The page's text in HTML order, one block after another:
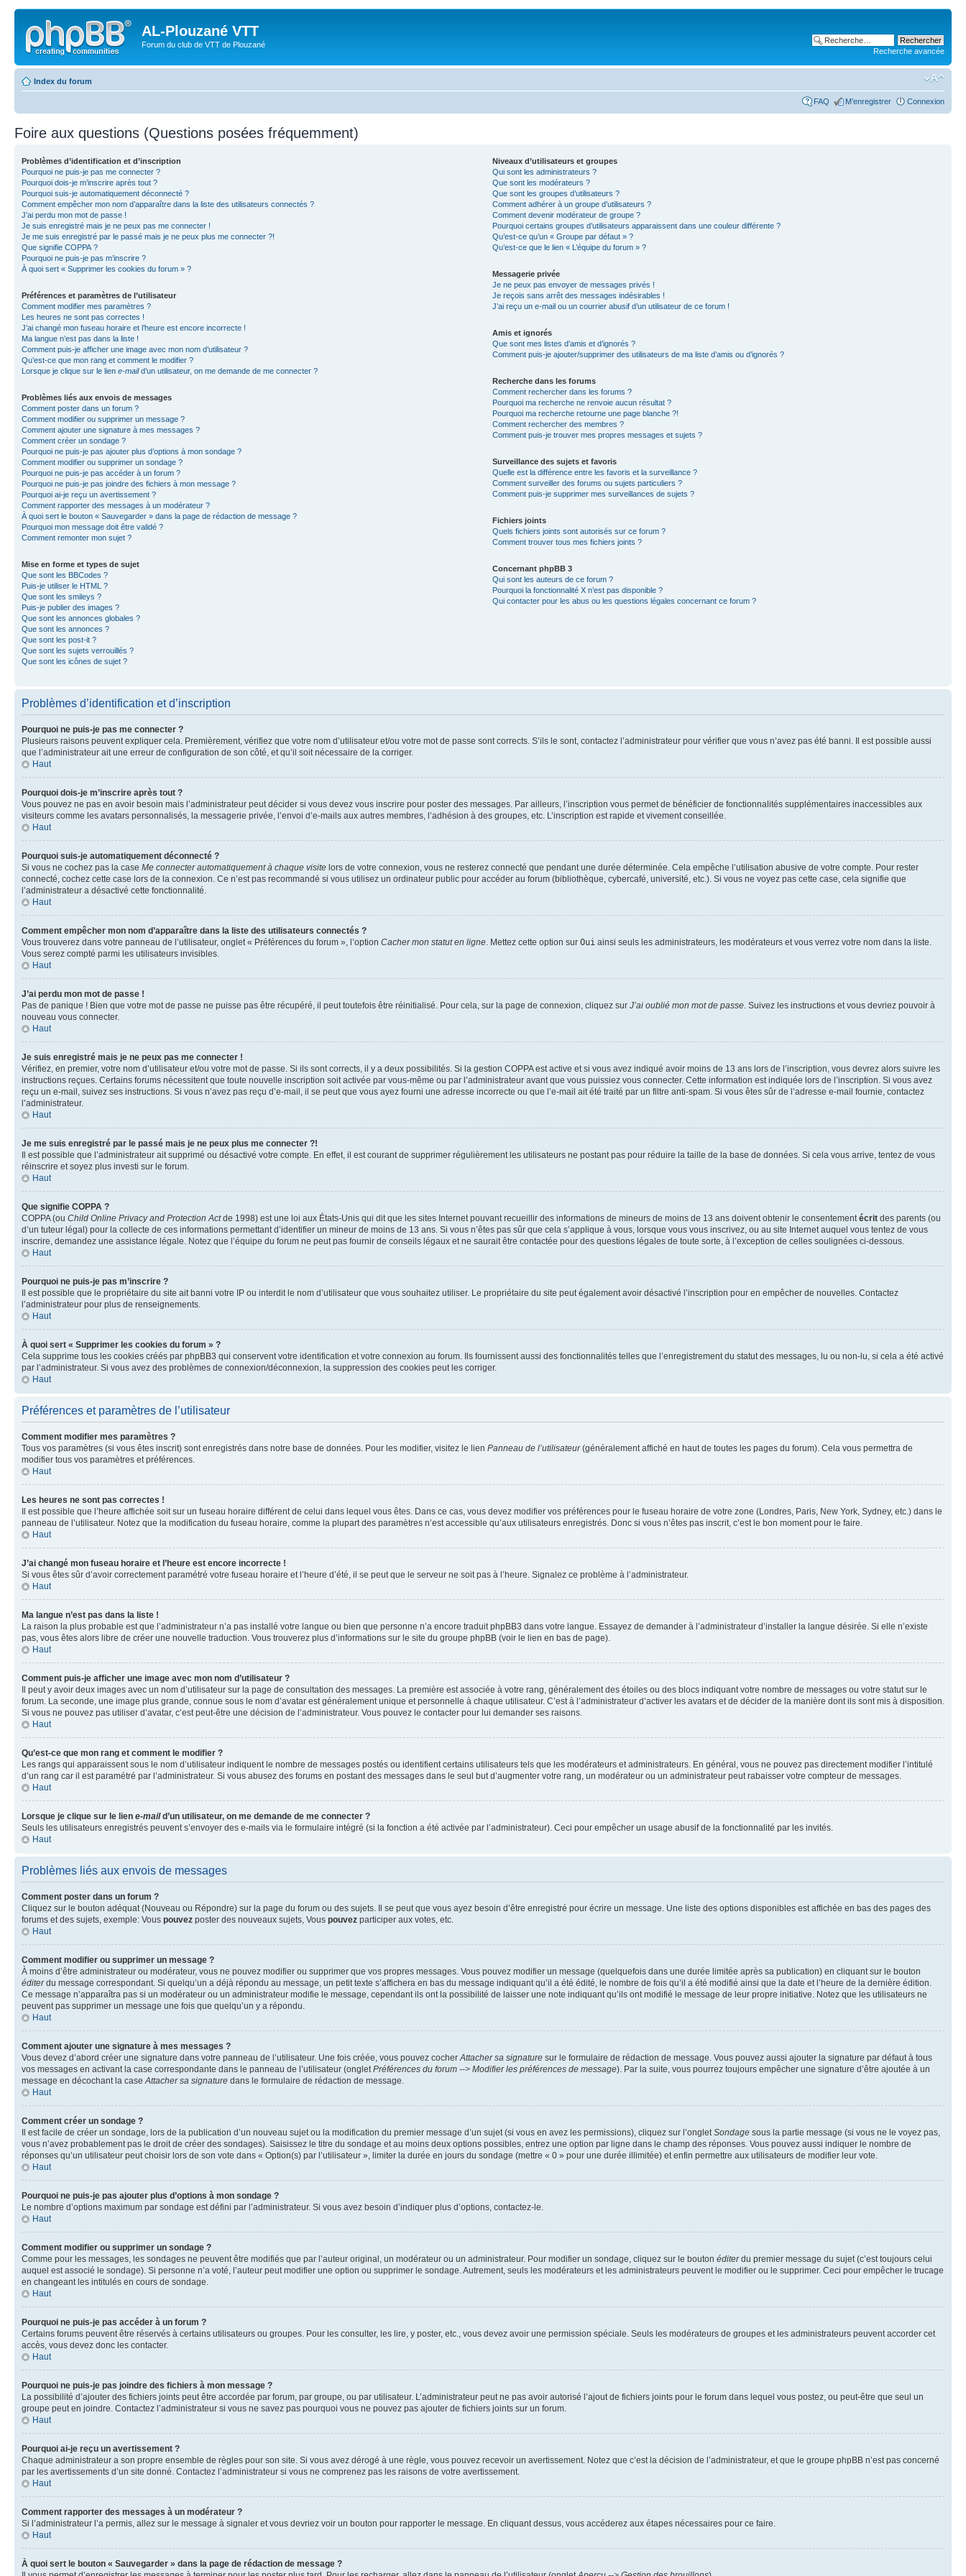
AL-Plouzané VTT
Forum du club de VTT de Plouzané
Recherche avancée
Index du forum
FAQ M’enregistrer Connexion
Foire aux questions (Questions posées fréquemment)
Problèmes d’identification et d’inscription
Pourquoi ne puis-je pas me connecter ?
Pourquoi dois-je m’inscrire après tout ?
Pourquoi suis-je automatiquement déconnecté ?
Comment empêcher mon nom d’apparaître dans la liste des utilisateurs connectés ?
J’ai perdu mon mot de passe !
Je suis enregistré mais je ne peux pas me connecter !
Je me suis enregistré par le passé mais je ne peux plus me connecter ?!
Que signifie COPPA ?
Pourquoi ne puis-je pas m’inscrire ?
À quoi sert « Supprimer les cookies du forum » ?
Préférences et paramètres de l’utilisateur
Comment modifier mes paramètres ?
Les heures ne sont pas correctes !
J’ai changé mon fuseau horaire et l’heure est encore incorrecte !
Ma langue n’est pas dans la liste !
Comment puis-je afficher une image avec mon nom d’utilisateur ?
Qu’est-ce que mon rang et comment le modifier ?
Lorsque je clique sur le lien e-maild’un utilisateur, on me demande de me connecter ?
Problèmes liés aux envois de messages
Comment poster dans un forum ?
Comment modifier ou supprimer un message ?
Comment ajouter une signature à mes messages ?
Comment créer un sondage ?
Pourquoi ne puis-je pas ajouter plus d’options à mon sondage ?
Comment modifier ou supprimer un sondage ?
Pourquoi ne puis-je pas accéder à un forum ?
Pourquoi ne puis-je pas joindre des fichiers à mon message ?
Pourquoi ai-je reçu un avertissement ?
Comment rapporter des messages à un modérateur ?
À quoi sert le bouton « Sauvegarder » dans la page de rédaction de message ?
Pourquoi mon message doit être validé ?
Comment remonter mon sujet ?
Mise en forme et types de sujet
Que sont les BBCodes ?
Puis-je utiliser le HTML ?
Que sont les smileys ?
Puis-je publier des images ?
Que sont les annonces globales ?
Que sont les annonces ?
Que sont les post-it ?
Que sont les sujets verrouillés ?
Que sont les icônes de sujet ?
Niveaux d’utilisateurs et groupes
Qui sont les administrateurs ?
Que sont les modérateurs ?
Que sont les groupes d’utilisateurs ?
Comment adhérer à un groupe d’utilisateurs ?
Comment devenir modérateur de groupe ?
Pourquoi certains groupes d’utilisateurs apparaissent dans une couleur différente ?
Qu’est-ce qu’un « Groupe par défaut » ?
Qu’est-ce que le lien « L’équipe du forum » ?
Messagerie privée
Je ne peux pas envoyer de messages privés !
Je reçois sans arrêt des messages indésirables !
J’ai reçu un e-mail ou un courrier abusif d’un utilisateur de ce forum !
Amis et ignorés
Que sont mes listes d’amis et d’ignorés ?
Comment puis-je ajouter/supprimer des utilisateurs de ma liste d’amis ou d’ignorés ?
Recherche dans les forums
Comment rechercher dans les forums ?
Pourquoi ma recherche ne renvoie aucun résultat ?
Pourquoi ma recherche retourne une page blanche ?!
Comment rechercher des membres ?
Comment puis-je trouver mes propres messages et sujets ?
Surveillance des sujets et favoris
Quelle est la différence entre les favoris et la surveillance ?
Comment surveiller des forums ou sujets particuliers ?
Comment puis-je supprimer mes surveillances de sujets ?
Fichiers joints
Quels fichiers joints sont autorisés sur ce forum ?
Comment trouver tous mes fichiers joints ?
Concernant phpBB 3
Qui sont les auteurs de ce forum ?
Pourquoi la fonctionnalité X n’est pas disponible ?
Qui contacter pour les abus ou les questions légales concernant ce forum ?
Problèmes d’identification et d’inscription
Pourquoi ne puis-je pas me connecter ?
Plusieurs raisons peuvent expliquer cela. Premièrement, vérifiez que votre nom d’utilisateur et/ou votre mot de passe sont corrects. S’ils le sont, contactez l’administrateur pour vérifier que vous n’avez pas été banni. Il est possible aussi
que l’administrateur ait une erreur de configuration de son côté, et qu’il soit nécessaire de la corriger.
Haut
Pourquoi dois-je m’inscrire après tout ?
Vous pouvez ne pas en avoir besoin mais l’administrateur peut décider si vous devez vous inscrire pour poster des messages. Par ailleurs, l’inscription vous permet de bénéficier de fonctionnalités supplémentaires inaccessibles aux
visiteurs comme les avatars personnalisés, la messagerie privée, l’envoi d’e-mails aux autres membres, l’adhésion à des groupes, etc. L’inscription est rapide et vivement conseillée.
Haut
Pourquoi suis-je automatiquement déconnecté ?
Si vous ne cochez pas la case Me connecter automatiquement à chaque visite lors de votre connexion, vous ne resterez connecté que pendant une durée déterminée. Cela empêche l’utilisation abusive de votre compte. Pour rester
connecté, cochez cette case lors de la connexion. Ce n’est pas recommandé si vous utilisez un ordinateur public pour accéder au forum (bibliothèque, cybercafé, université, etc.). Si vous ne voyez pas cette case, cela signifie que
l’administrateur a désactivé cette fonctionnalité.
Haut
Comment empêcher mon nom d’apparaître dans la liste des utilisateurs connectés ?
Vous trouverez dans votre panneau de l’utilisateur, onglet « Préférences du forum », l’option Cacher mon statut en ligne . Mettez cette option sur Oui ainsi seuls les administrateurs, les modérateurs et vous verrez votre nom dans la liste.
Vous serez compté parmi les utilisateurs invisibles.
Haut
J’ai perdu mon mot de passe !
Pas de panique ! Bien que votre mot de passe ne puisse pas être récupéré, il peut toutefois être réinitialisé. Pour cela, sur la page de connexion, cliquez sur J’ai oublié mon mot de passe . Suivez les instructions et vous devriez pouvoir à
nouveau vous connecter.
Haut
Je suis enregistré mais je ne peux pas me connecter !
Vérifiez, en premier, votre nom d’utilisateur et/ou votre mot de passe. Si ils sont corrects, il y a deux possibilités. Si la gestion COPPA est active et si vous avez indiqué avoir moins de 13 ans lors de l’inscription, vous devrez alors suivre les
instructions reçues. Certains forums nécessitent que toute nouvelle inscription soit activée par vous-même ou par l’administrateur avant que vous puissiez vous connecter. Cette information est indiquée lors de l’inscription. Si vous avez
reçu un e-mail, suivez ses instructions. Si vous n’avez pas reçu d’e-mail, il se peut que vous ayez fourni une adresse incorrecte ou que l’e-mail ait été traité par un filtre anti-spam. Si vous êtes sûr de l’adresse e-mail fournie, contactez
l’administrateur.
Haut
Je me suis enregistré par le passé mais je ne peux plus me connecter ?!
Il est possible que l’administrateur ait supprimé ou désactivé votre compte. En effet, il est courant de supprimer régulièrement les utilisateurs ne postant pas pour réduire la taille de la base de données. Si cela vous arrive, tentez de vous
réinscrire et soyez plus investi sur le forum.
Haut
Que signifie COPPA ?
COPPA (ou Child Online Privacy and Protection Actde 1998) est une loi aux États-Unis qui dit que les sites Internet pouvant recueillir des informations de mineurs de moins de 13 ans doivent obtenir le consentement écrit des parents (ou
d’un tuteur légal) pour la collecte de ces informations permettant d’identifier un mineur de moins de 13 ans. Si vous n’êtes pas sûr que cela s’applique à vous, lorsque vous vous inscrivez, ou au site Internet auquel vous tentez de vous
inscrire, demandez une assistance légale. Notez que l’équipe du forum ne peut pas fournir de conseils légaux et ne saurait être contactée pour des questions légales de toute sorte, à l’exception de celles soulignées ci-dessous.
Haut
Pourquoi ne puis-je pas m’inscrire ?
Il est possible que le propriétaire du site ait banni votre IP ou interdit le nom d’utilisateur que vous souhaitez utiliser. Le propriétaire du site peut également avoir désactivé l’inscription pour en empêcher de nouvelles. Contactez
l’administrateur pour plus de renseignements.
Haut
À quoi sert « Supprimer les cookies du forum » ?
Cela supprime tous les cookies créés par phpBB3 qui conservent votre identification et votre connexion au forum. Ils fournissent aussi des fonctionnalités telles que l’enregistrement du statut des messages, lu ou non-lu, si cela a été activé
par l’administrateur. Si vous avez des problèmes de connexion/déconnexion, la suppression des cookies peut les corriger.
Haut
Préférences et paramètres de l’utilisateur
Comment modifier mes paramètres ?
Tous vos paramètres (si vous êtes inscrit) sont enregistrés dans notre base de données. Pour les modifier, visitez le lien Panneau de l’utilisateur(généralement affiché en haut de toutes les pages du forum). Cela vous permettra de
modifier tous vos paramètres et préférences.
Haut
Les heures ne sont pas correctes !
Il est possible que l’heure affichée soit sur un fuseau horaire différent de celui dans lequel vous êtes. Dans ce cas, vous devez modifier vos préférences pour le fuseau horaire de votre zone (Londres, Paris, New York, Sydney, etc.) dans le
panneau de l’utilisateur. Notez que la modification du fuseau horaire, comme la plupart des paramètres n’est accessible qu’aux utilisateurs enregistrés. Donc si vous n’êtes pas inscrit, c’est le bon moment pour le faire.
Haut
J’ai changé mon fuseau horaire et l’heure est encore incorrecte !
Si vous êtes sûr d’avoir correctement paramétré votre fuseau horaire et l’heure d’été, il se peut que le serveur ne soit pas à l’heure. Signalez ce problème à l’administrateur.
Haut
Ma langue n’est pas dans la liste !
La raison la plus probable est que l’administrateur n’a pas installé votre langue ou bien que personne n’a encore traduit phpBB3 dans votre langue. Essayez de demander à l’administrateur d’installer la langue désirée. Si elle n’existe
pas, vous êtes alors libre de créer une nouvelle traduction. Vous trouverez plus d’informations sur le site du groupe phpBB (voir le lien en bas de page).
Haut
Comment puis-je afficher une image avec mon nom d’utilisateur ?
Il peut y avoir deux images avec un nom d’utilisateur sur la page de consultation des messages. La première est associée à votre rang, généralement des étoiles ou des blocs indiquant votre nombre de messages ou votre statut sur le
forum. La seconde, une image plus grande, connue sous le nom d’avatar est généralement unique et personnelle à chaque utilisateur. C’est à l’administrateur d’activer les avatars et de décider de la manière dont ils sont mis à disposition.
Si vous ne pouvez pas utiliser d’avatar, c’est peut-être une décision de l’administrateur. Vous pouvez le contacter pour lui demander ses raisons.
Haut
Qu’est-ce que mon rang et comment le modifier ?
Les rangs qui apparaissent sous le nom d’utilisateur indiquent le nombre de messages postés ou identifient certains utilisateurs tels que les modérateurs et administrateurs. En général, vous ne pouvez pas directement modifier l’intitulé
d’un rang car il est paramétré par l’administrateur. Si vous abusez des forums en postant des messages dans le seul but d’augmenter votre rang, un modérateur ou un administrateur peut rabaisser votre compteur de messages.
Haut
Lorsque je clique sur le lien e-maild’un utilisateur, on me demande de me connecter ?
Seuls les utilisateurs enregistrés peuvent s’envoyer des e-mails via le formulaire intégré (si la fonction a été activée par l’administrateur). Ceci pour empêcher un usage abusif de la fonctionnalité par les invités.
Haut
Problèmes liés aux envois de messages
Comment poster dans un forum ?
Cliquez sur le bouton adéquat (Nouveau ou Répondre) sur la page du forum ou des sujets. Il se peut que vous ayez besoin d’être enregistré pour écrire un message. Une liste des options disponibles est affichée en bas des pages des
forums et des sujets, exemple: Vous pouvez poster des nouveaux sujets, Vous pouvez participer aux votes, etc.
Haut
Comment modifier ou supprimer un message ?
À moins d’être administrateur ou modérateur, vous ne pouvez modifier ou supprimer que vos propres messages. Vous pouvez modifier un message (quelquefois dans une durée limitée après sa publication) en cliquant sur le bouton
éditerdu message correspondant. Si quelqu’un a déjà répondu au message, un petit texte s’affichera en bas du message indiquant qu’il a été édité, le nombre de fois qu’il a été modifié ainsi que la date et l’heure de la dernière édition.
Ce message n’apparaîtra pas si un modérateur ou un administrateur modifie le message, cependant ils ont la possibilité de laisser une note indiquant qu’ils ont modifié le message de leur propre initiative. Notez que les utilisateurs ne
peuvent pas supprimer un message une fois que quelqu’un y a répondu.
Haut
Comment ajouter une signature à mes messages ?
Vous devez d’abord créer une signature dans votre panneau de l’utilisateur. Une fois créée, vous pouvez cocher Attacher sa signature sur le formulaire de rédaction de message. Vous pouvez aussi ajouter la signature par défaut à tous
vos messages en activant la case correspondante dans le panneau de l’utilisateur (onglet Préférences du forum --> Modifier les préférences de message). Par la suite, vous pourrez toujours empêcher une signature d’être ajoutée à un
message en décochant la case Attacher sa signature dans le formulaire de rédaction de message.
Haut
Comment créer un sondage ?
Il est facile de créer un sondage, lors de la publication d’un nouveau sujet ou la modification du premier message d’un sujet (si vous en avez les permissions), cliquez sur l’onglet Sondage sous la partie message (si vous ne le voyez pas,
vous n’avez probablement pas le droit de créer des sondages). Saisissez le titre du sondage et au moins deux options possibles, entrez une option par ligne dans le champ des réponses. Vous pouvez aussi indiquer le nombre de
réponses qu’un utilisateur peut choisir lors de son vote dans « Option(s) par l’utilisateur », limiter la durée en jours du sondage (mettre « 0 » pour une durée illimitée) et enfin permettre aux utilisateurs de modifier leur vote.
Haut
Pourquoi ne puis-je pas ajouter plus d’options à mon sondage ?
Le nombre d’options maximum par sondage est défini par l’administrateur. Si vous avez besoin d’indiquer plus d’options, contactez-le.
Haut
Comment modifier ou supprimer un sondage ?
Comme pour les messages, les sondages ne peuvent être modifiés que par l’auteur original, un modérateur ou un administrateur. Pour modifier un sondage, cliquez sur le bouton éditerdu premier message du sujet (c’est toujours celui
auquel est associé le sondage). Si personne n’a voté, l’auteur peut modifier une option ou supprimer le sondage. Autrement, seuls les modérateurs et les administrateurs peuvent le modifier ou le supprimer. Ceci pour empêcher le trucage
en changeant les intitulés en cours de sondage.
Haut
Pourquoi ne puis-je pas accéder à un forum ?
Certains forums peuvent être réservés à certains utilisateurs ou groupes. Pour les consulter, les lire, y poster, etc., vous devez avoir une permission spéciale. Seuls les modérateurs de groupes et les administrateurs peuvent accorder cet
accès, vous devez donc les contacter.
Haut
Pourquoi ne puis-je pas joindre des fichiers à mon message ?
La possibilité d’ajouter des fichiers joints peut être accordée par forum, par groupe, ou par utilisateur. L’administrateur peut ne pas avoir autorisé l’ajout de fichiers joints pour le forum dans lequel vous postez, ou peut-être que seul un
groupe peut en joindre. Contactez l’administrateur si vous ne savez pas pourquoi vous ne pouvez pas ajouter de fichiers joints sur un forum.
Haut
Pourquoi ai-je reçu un avertissement ?
Chaque administrateur a son propre ensemble de règles pour son site. Si vous avez dérogé à une règle, vous pouvez recevoir un avertissement. Notez que c’est la décision de l’administrateur, et que le groupe phpBB n’est pas concerné
par les avertissements d’un site donné. Contactez l’administrateur si vous ne comprenez pas les raisons de votre avertissement.
Haut
Comment rapporter des messages à un modérateur ?
Si l’administrateur l’a permis, allez sur le message à signaler et vous devriez voir un bouton pour rapporter le message. En cliquant dessus, vous accéderez aux étapes nécessaires pour ce faire.
Haut
À quoi sert le bouton « Sauvegarder » dans la page de rédaction de message ?